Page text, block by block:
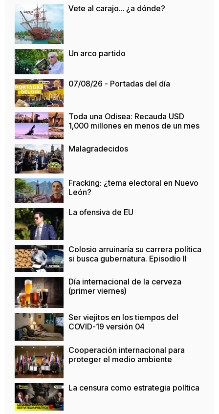
Vete al carajo… ¿a dónde?
Un arco partido
07/08/26 - Portadas del día
Toda una Odisea: Recauda USD
1,000 millones en menos de un mes
Malagradecidos
Fracking: ¿tema electoral en Nuevo
León?
La ofensiva de EU
Colosio arruinaría su carrera política
si busca gubernatura. Episodio II
Día internacional de la cerveza
(primer viernes)
Ser viejitos en los tiempos del
COVID-19 versión 04
Cooperación internacional para
proteger el medio ambiente
La censura como estrategia política